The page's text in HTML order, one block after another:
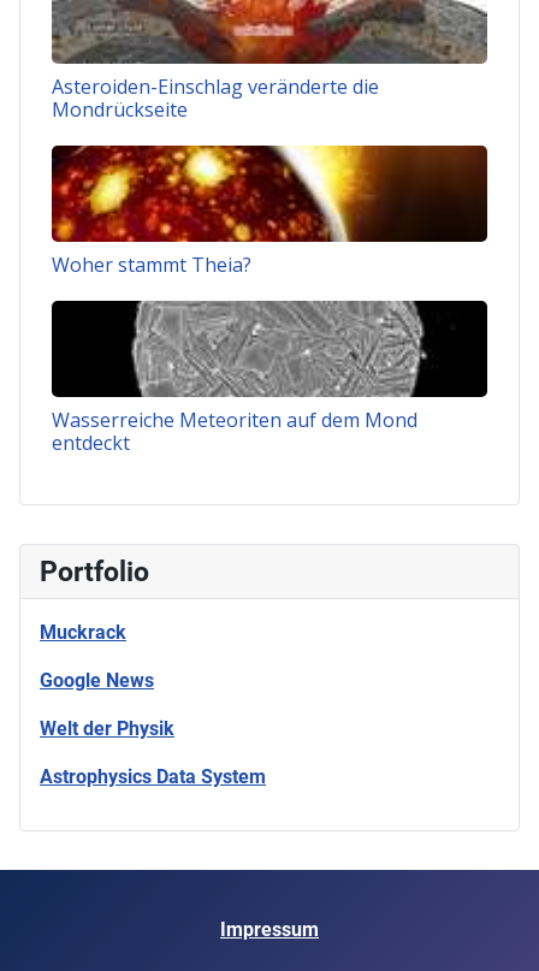
Portfolio
Muckrack
Google News
Welt der Physik
Astrophysics Data System
Asteroiden-Einschlag veränderte die
Mondrückseite
Woher stammt Theia?
Wasserreiche Meteoriten auf dem Mond
entdeckt
Impressum